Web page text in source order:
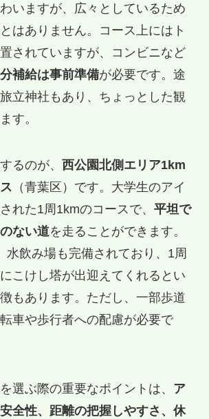
いますが、広々としているため
はありません。コース上にはト
されていますが、コンビニなど
補給は事前準備が必要です。途
立神社もあり、ちょっとした観
す。
るのが、 西公園北側エリア1km
（青葉区）です。大学生のアイ
れた1周1kmのコースで、 平坦で
ない道を走ることができます。
水飲み場も完備されており、1周
こけし塔が出迎えてくれるとい
もあります。ただし、一部歩道
車や歩行者への配慮が必要で
選ぶ際の重要なポイントは、 ア
全性、距離の把握しやすさ、休